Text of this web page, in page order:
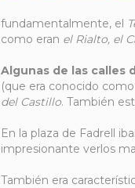
fundamentalmente, el
como eran el Rialto, el
Algunas de las calles
(que era conocido como
del Castillo. También
En la plaza de Fadrell
impresionante verlos
También era